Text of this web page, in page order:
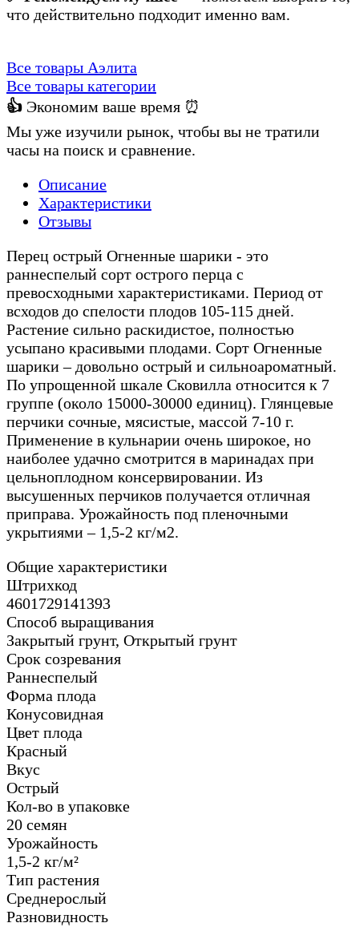
что действительно подходит именно вам.
Все товары Аэлита
Все товары категории
👍 Экономим ваше время ⏰
Мы уже изучили рынок, чтобы вы не тратили
часы на поиск и сравнение.
Описание
Характеристики
Отзывы
Перец острый Огненные шарики - это
раннеспелый сорт острого перца с
превосходными характеристиками. Период от
всходов до спелости плодов 105-115 дней.
Растение сильно раскидистое, полностью
усыпано красивыми плодами. Сорт Огненные
шарики – довольно острый и сильноароматный.
По упрощенной шкале Сковилла относится к 7
группе (около 15000-30000 единиц). Глянцевые
перчики сочные, мясистые, массой 7-10 г.
Применение в кульнарии очень широкое, но
наиболее удачно смотрится в маринадах при
цельноплодном консервировании. Из
высушенных перчиков получается отличная
приправа. Урожайность под пленочными
укрытиями – 1,5-2 кг/м2.
Общие характеристики
Штрихкод
4601729141393
Способ выращивания
Закрытый грунт, Открытый грунт
Срок созревания
Раннеспелый
Форма плода
Конусовидная
Цвет плода
Красный
Вкус
Острый
Кол-во в упаковке
20 семян
Урожайность
1,5-2 кг/м²
Тип растения
Среднерослый
Разновидность